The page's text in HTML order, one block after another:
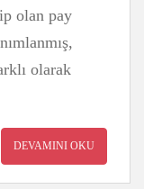
olan pay
olarak
DEVAMINI OKU